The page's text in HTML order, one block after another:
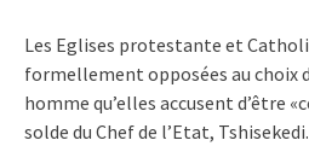
Les Eglises protestante et
formellement opposées au choix
homme qu’elles accusent d’être
solde du Chef de l’Etat, Tshisekedi.